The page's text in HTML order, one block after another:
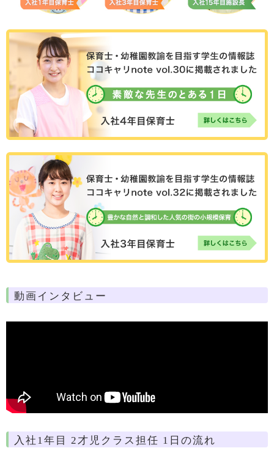
動画インタビュー
入社1年目 2才児クラス担任 1日の流れ